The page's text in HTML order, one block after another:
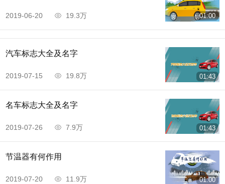
01:00
2019-06-20 19.3万
01:43
汽车标志大全及名字
2019-07-15 19.8万
01:43
名车标志大全及名字
2019-07-26 7.9万
01:00
节温器有何作用
2019-07-20 11.9万